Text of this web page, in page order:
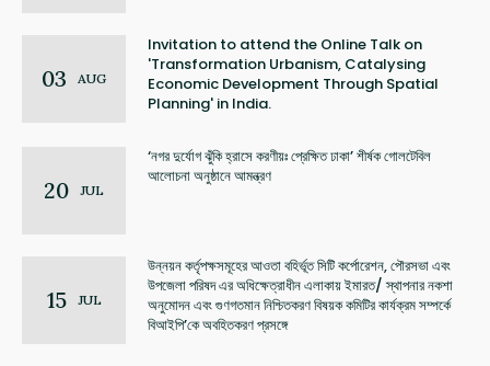
03 AUG
Invitation to attend the Online Talk on
'Transformation Urbanism, Catalysing
Economic Development Through Spatial
Planning' in India.
20 JUL
‘নগর দুর্যোগ ঝুঁকি হ্রাসে করণীয়ঃ প্রেক্ষিত ঢাকা’ শীর্ষক গোলটেবিল
আলোচনা অনুষ্ঠানে আমন্ত্রণ
15 JUL
উন্নয়ন কর্তৃপক্ষসমূহের আওতা বহির্ভূত সিটি কর্পোরেশন, পৌরসভা এবং
উপজেলা পরিষদ এর অধিক্ষেত্রাধীন এলাকায় ইমারত/ স্থাপনার নকশা
অনুমোদন এবং গুণগতমান নিশ্চিতকরণ বিষয়ক কমিটির কার্যক্রম সম্পর্কে
বিআইপি’কে অবহিতকরণ প্রসঙ্গে